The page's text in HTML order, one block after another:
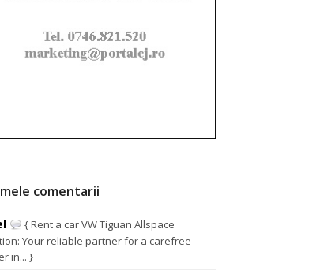
comentarii
{ Rent a car VW Tiguan Allspace
Your reliable partner for a carefree
in... }